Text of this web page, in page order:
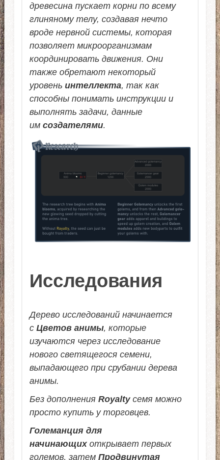
древесина пускает корни по всему
глиняному телу, создавая нечто
вроде нервной системы, которая
позволяет микроорганизмам
координировать движения. Они
также обретают некоторый
уровень интеллекта, так как
способны понимать инструкции и
выполнять задачи, данные
им создателями.
Исследования
Дерево исследований начинается
с Цветов анимы, которые
изучаются через исследование
нового светящегося семени,
выпадающего при срубании дерева
анимы.
Без дополнения Royaltyсемя можно
просто купить у торговцев.
Големанция для
начинающихоткрывает первых
големов, затем Продвинутая